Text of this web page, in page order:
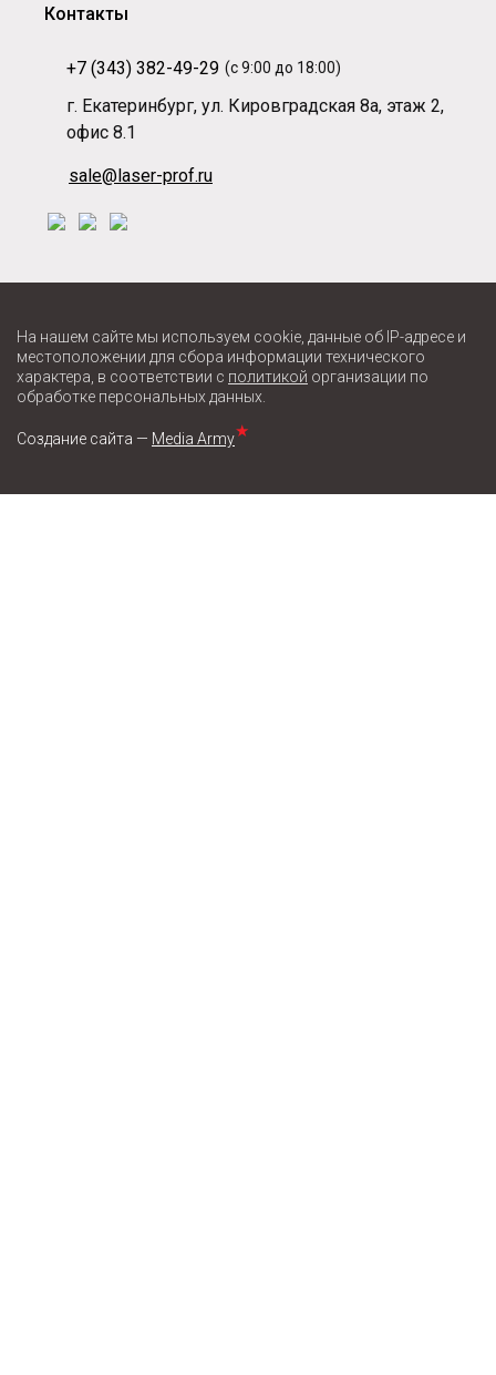
Контакты
+7 (343) 382-49-29 (с 9:00 до 18:00)
г. Екатеринбург, ул. Кировградская 8а, этаж 2,
офис 8.1
sale@laser-prof.ru
На нашем сайте мы используем cookie, данные об IP-адресе и
местоположении для сбора информации технического
характера, в соответствии с политикой организации по
обработке персональных данных.
Создание сайта — Media Army★